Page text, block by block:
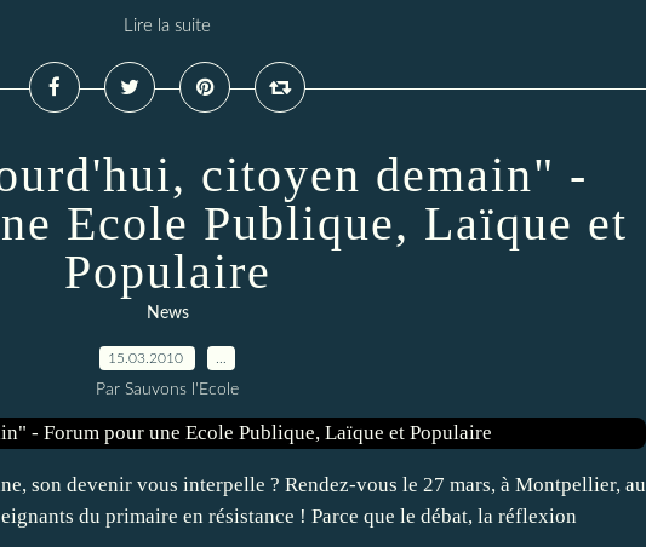
Lire la suite
citoyen demain" -
Ecole Publique, Laïque et
Populaire
News
15.03.2010
Par Sauvons l'Ecole
son devenir vous interpelle ? Rendez-vous le 27 mars, à Montpellier, au
du primaire en résistance ! Parce que le débat, la réflexion